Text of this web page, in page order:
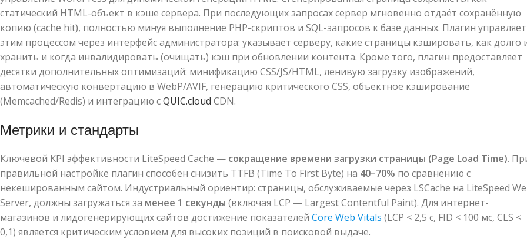
статический HTML-объект в кэше сервера. При последующих запросах сервер мгновенно отдаёт сохранённую
копию (cache hit), полностью минуя выполнение PHP-скриптов и SQL-запросов к базе данных. Плагин управляет
этим процессом через интерфейс администратора: указывает серверу, какие страницы кэшировать, как долго
хранить и когда инвалидировать (очищать) кэш при обновлении контента. Кроме того, плагин предоставляет
десятки дополнительных оптимизаций: минификацию CSS/JS/HTML, ленивую загрузку изображений,
автоматическую конвертацию в WebP/AVIF, генерацию критического CSS, объектное кэширование
(Memcached/Redis) и интеграцию сQUIC.cloud CDN.
Метрики и стандарты
Ключевой KPI эффективности LiteSpeed Cache — сокращение времени загрузки страницы (Page Load Time).
правильной настройке плагин способен снизить TTFB (Time To First Byte) на 40–70% по сравнению с
некешированным сайтом. Индустриальный ориентир: страницы, обслуживаемые через LSCache на LiteSpeed
Server, должны загружаться за менее 1 секунды (включая LCP — Largest Contentful Paint). Для интернет-
магазинов и лидогенерирующих сайтов достижение показателей Core Web Vitals (LCP < 2,5 с, FID < 100 мс, CLS <
0,1) является критическим условием для высоких позиций в поисковой выдаче.